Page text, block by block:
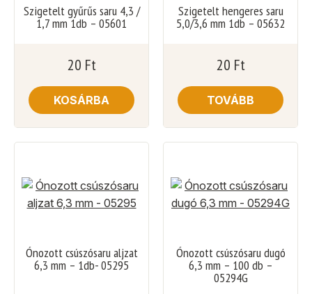
Szigetelt gyűrűs saru 4,3 /
1,7 mm 1db – 05601
20 Ft
KOSÁRBA
Szigetelt hengeres saru
5,0/3,6 mm 1db – 05632
20 Ft
TOVÁBB
Ónozott csúszósaru aljzat
6,3 mm – 1db- 05295
Ónozott csúszósaru dugó
6,3 mm – 100 db –
05294G